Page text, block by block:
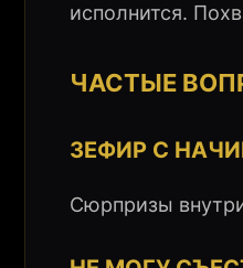
исполнится.
ЧАСТЫЕ
ЗЕФИР С
Сюрпризы